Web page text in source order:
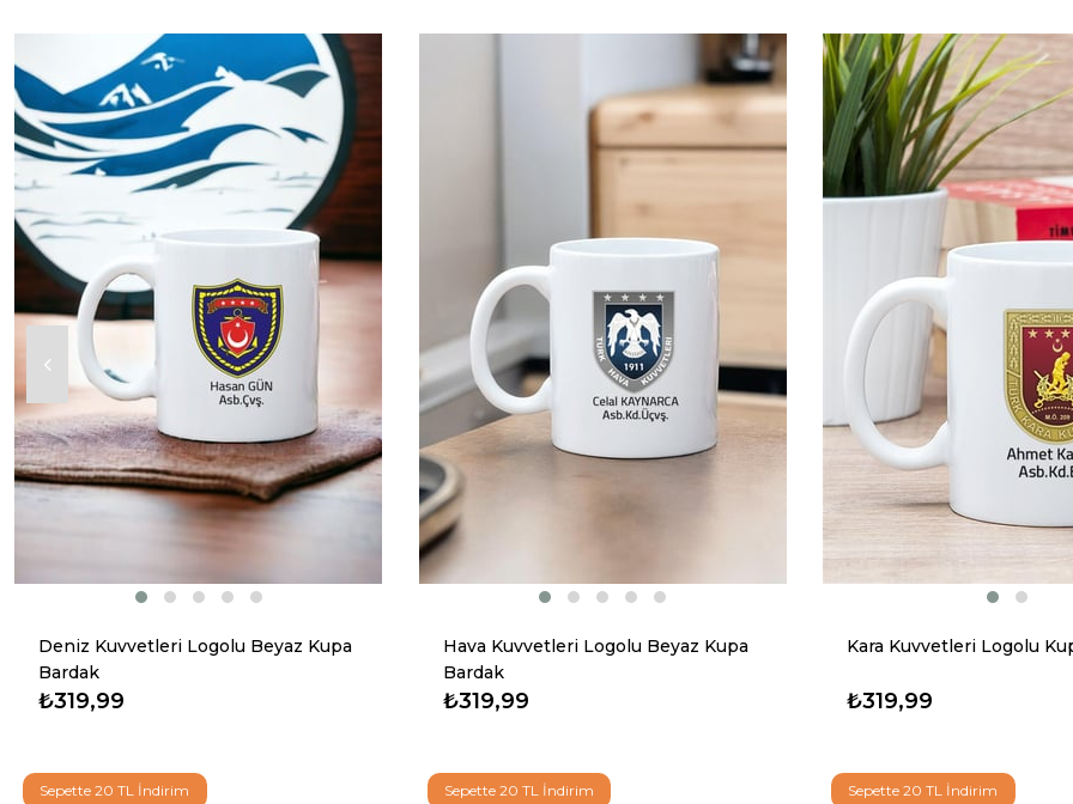
Deniz Kuvvetleri Logolu Beyaz Kupa
Bardak
₺319,99
Sepette 20 TL İndirim
Hava Kuvvetleri Logolu Beyaz Kupa
Bardak
₺319,99
Sepette 20 TL İndirim
Kara Kuvvetleri Logolu
₺319,99
Sepette 20 TL İndirim